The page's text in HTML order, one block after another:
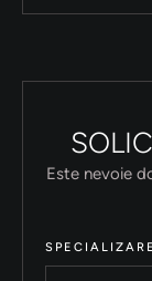
Este nevoie